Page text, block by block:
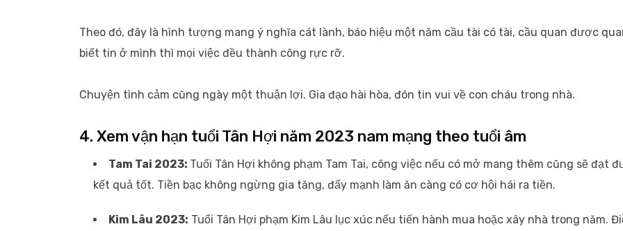
Theo đó, đây là hình tượng mang ý nghĩa cát lành, báo hiệu một năm cầu tài có tài, cầu quan được
biết tin ở mình thì mọi việc đều thành công rực rỡ.
Chuyện tình cảm cũng ngày một thuận lợi. Gia đạo hài hòa, đón tin vui về con cháu trong nhà.
4. Xem vận hạn tuổi Tân Hợi năm 2023 nam mạng theo tuổi âm
Tam Tai 2023: Tuổi Tân Hợi không phạm Tam Tai, công việc nếu có mở mang thêm cũng sẽ đạt
kết quả tốt. Tiền bạc không ngừng gia tăng, đẩy mạnh làm ăn càng có cơ hội hái ra tiền.
Kim Lâu 2023: Tuổi Tân Hợi phạm Kim Lâu lục xúc nếu tiến hành mua hoặc xây nhà trong năm.